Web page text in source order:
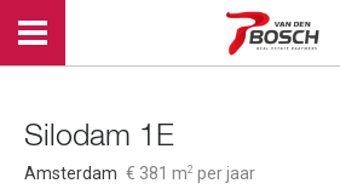
Silodam 1E
Amsterdam € 381 m2 per jaar